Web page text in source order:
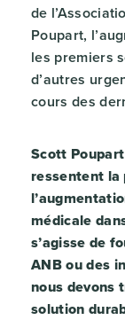
de
Poupart,
les premiers
d’autres
cours des
Scott
ressentent la
médicale
s’agisse de
ANB ou des
nous devons
solution